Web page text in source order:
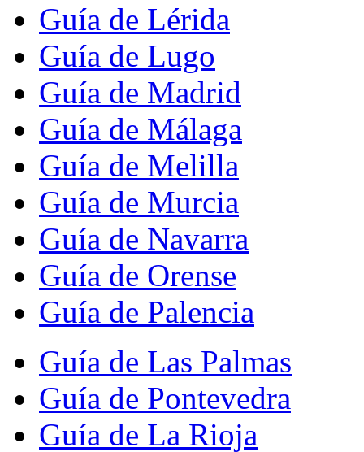
Guía de Lérida
Guía de Lugo
Guía de Madrid
Guía de Málaga
Guía de Melilla
Guía de Murcia
Guía de Navarra
Guía de Orense
Guía de Palencia
Guía de Las Palmas
Guía de Pontevedra
Guía de La Rioja